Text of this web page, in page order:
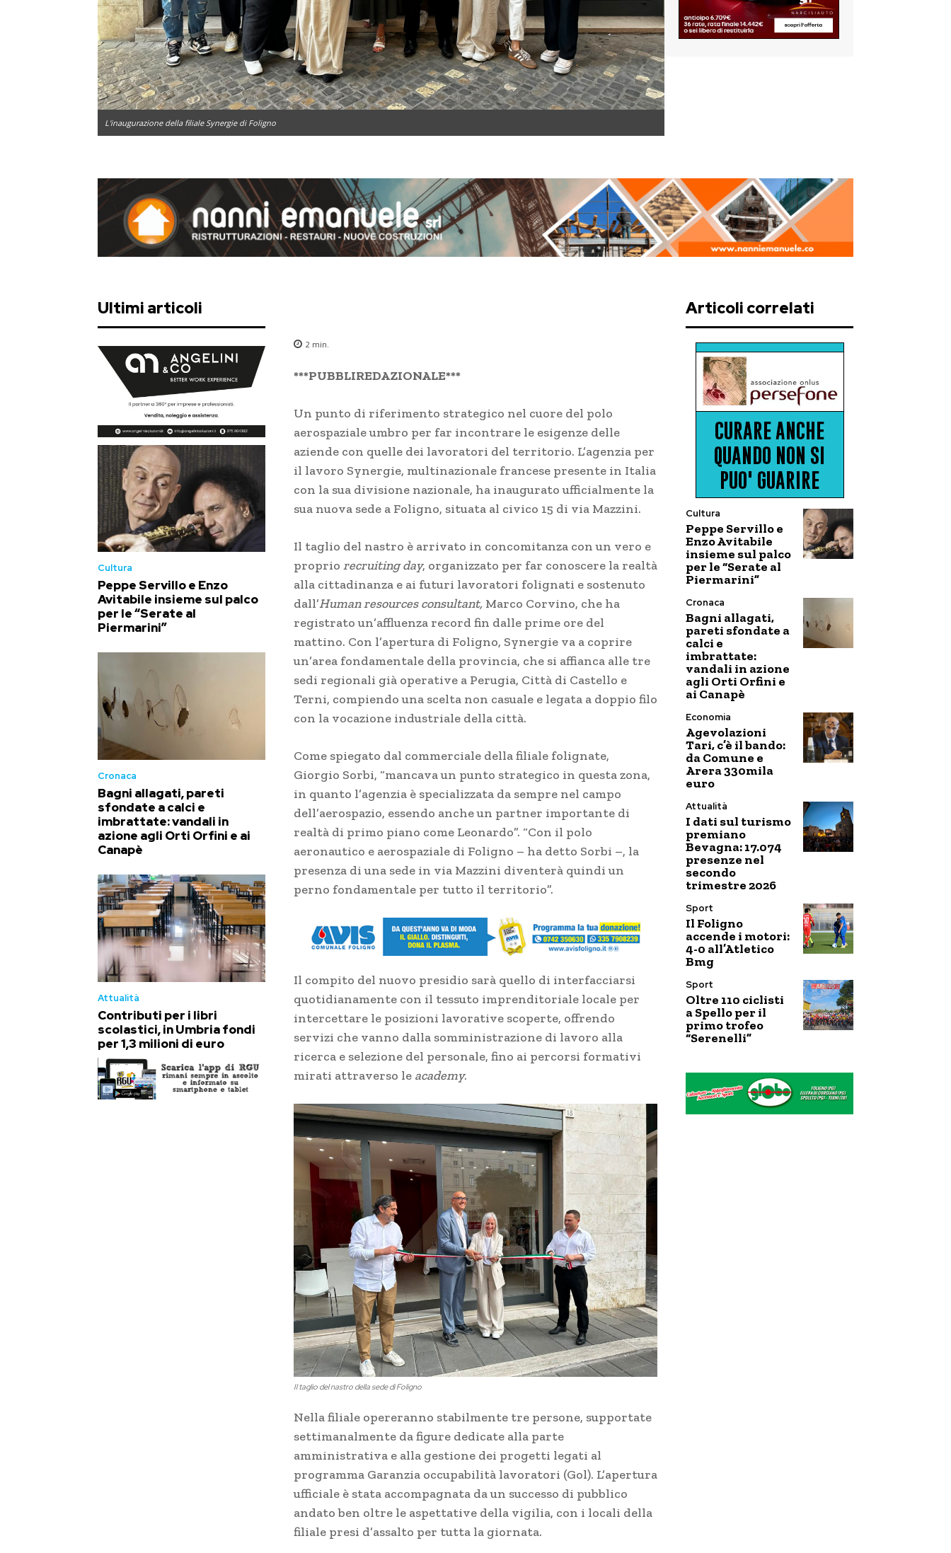
L'inaugurazione della filiale Synergie di Foligno
Ultimi articoli
Cultura
Peppe Servillo e Enzo
Avitabile insieme sul palco
per le “Serate al
Piermarini”
Cronaca
Bagni allagati, pareti
sfondate a calci e
imbrattate: vandali in
azione agli Orti Orfini e ai
Canapè
Attualità
Contributi per i libri
scolastici, in Umbria fondi
per 1,3 milioni di euro
2 min.
***PUBBLIREDAZIONALE***
Un punto di riferimento strategico nel cuore del polo
aerospaziale umbro per far incontrare le esigenze delle
aziende con quelle dei lavoratori del territorio. L’agenzia per
il lavoro Synergie, multinazionale francese presente in Italia
con la sua divisione nazionale, ha inaugurato ufficialmente la
sua nuova sede a Foligno, situata al civico 15 di via Mazzini.
Il taglio del nastro è arrivato in concomitanza con un vero e
proprio recruiting day, organizzato per far conoscere la realtà
alla cittadinanza e ai futuri lavoratori folignati e sostenuto
dall’Human resources consultant, Marco Corvino, che ha
registrato un’affluenza record fin dalle prime ore del
mattino. Con l’apertura di Foligno, Synergie va a coprire
un’area fondamentale della provincia, che si affianca alle tre
sedi regionali già operative a Perugia, Città di Castello e
Terni, compiendo una scelta non casuale e legata a doppio filo
con la vocazione industriale della città.
Come spiegato dal commerciale della filiale folignate,
Giorgio Sorbi, “mancava un punto strategico in questa zona,
in quanto l’agenzia è specializzata da sempre nel campo
dell’aerospazio, essendo anche un partner importante di
realtà di primo piano come Leonardo”. “Con il polo
aeronautico e aerospaziale di Foligno – ha detto Sorbi –, la
presenza di una sede in via Mazzini diventerà quindi un
perno fondamentale per tutto il territorio”.
Il compito del nuovo presidio sarà quello di interfacciarsi
quotidianamente con il tessuto imprenditoriale locale per
intercettare le posizioni lavorative scoperte, offrendo
servizi che vanno dalla somministrazione di lavoro alla
ricerca e selezione del personale, fino ai percorsi formativi
mirati attraverso le academy.
Il taglio del nastro della sede di Foligno
Nella filiale opereranno stabilmente tre persone, supportate
settimanalmente da figure dedicate alla parte
amministrativa e alla gestione dei progetti legati al
programma Garanzia occupabilità lavoratori (Gol). L’apertura
ufficiale è stata accompagnata da un successo di pubblico
andato ben oltre le aspettative della vigilia, con i locali della
filiale presi d’assalto per tutta la giornata.
Articoli correlati
Cultura
Peppe Servillo e
Enzo Avitabile
insieme sul palco
per le “Serate al
Piermarini”
Cronaca
Bagni allagati,
pareti sfondate a
calci e
imbrattate:
vandali in azione
agli Orti Orfini e
ai Canapè
Economia
Agevolazioni
Tari, c’è il bando:
da Comune e
Arera 330mila
euro
Attualità
I dati sul turismo
premiano
Bevagna: 17.074
presenze nel
secondo
trimestre 2026
Sport
Il Foligno
accende i motori:
4-0 all’Atletico
Bmg
Sport
Oltre 110 ciclisti
a Spello per il
primo trofeo
“Serenelli”